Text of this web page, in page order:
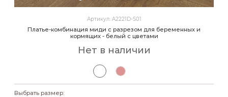
Артикул: A2221D-S01
Платье-комбинация миди с разрезом для беременных и
кормящих - белый с цветами
Нет в наличии
Выбрать размер: